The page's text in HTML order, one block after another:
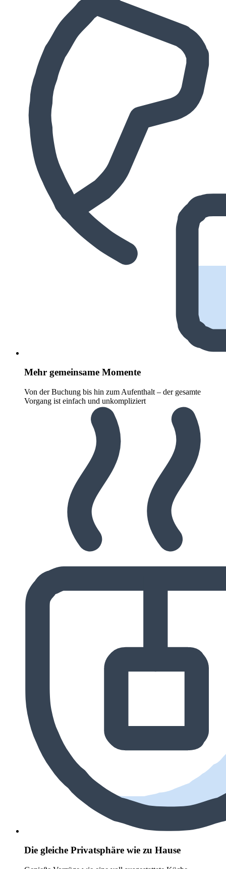
Mehr gemeinsame Momente
Von der Buchung bis hin zum Aufenthalt – der gesamte
Vorgang ist einfach und unkompliziert
Die gleiche Privatsphäre wie zu Hause